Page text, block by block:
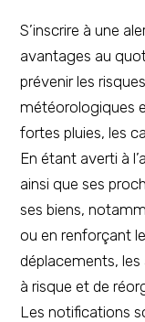
S’inscrire à une
avantages au
prévenir les
météorologiques
fortes pluies, les
En étant averti à
ainsi que ses
ses biens,
ou en renforçant
déplacements, les
à risque et de
Les notifications